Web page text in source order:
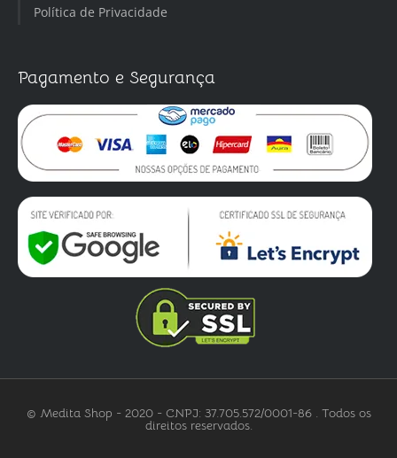
Política de Privacidade
Pagamento e Segurança
© Medita Shop - 2020 - CNPJ: 37.705.572/0001-86 . Todos os
direitos reservados.